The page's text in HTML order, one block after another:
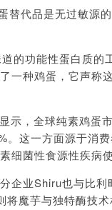
代品是无过敏源
的功能性蛋白质的
一种鸡蛋，它声称
示，全球纯素鸡蛋
这一方面源于消
菌性食源性疾病
企业Shiru也与比
魔芋与独特酶技术